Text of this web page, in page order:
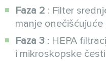
Faza 2 : Filter
manje onečišćujuće
Faza 3 : HEPA
i mikroskopske